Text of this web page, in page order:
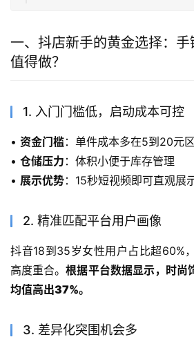
一、抖店新手的黄金选择：
值得做？
1. 入门门槛低，启动成本可控
• 资金门槛：单件成本多在5到20元
• 仓储压力 ：体积小便于库存管理
• 展示优势：15秒短视频即可直观展
2. 精准匹配平台用户画像
抖音18到35岁女性用户占比超60%
高度重合。根据平台数据显示， 时尚
均值高出37%。
3. 差异化突围机会多